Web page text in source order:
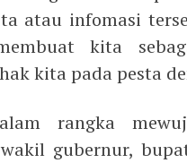
atau infomasi
kita
kita pada pesta
rangka
gubernur,